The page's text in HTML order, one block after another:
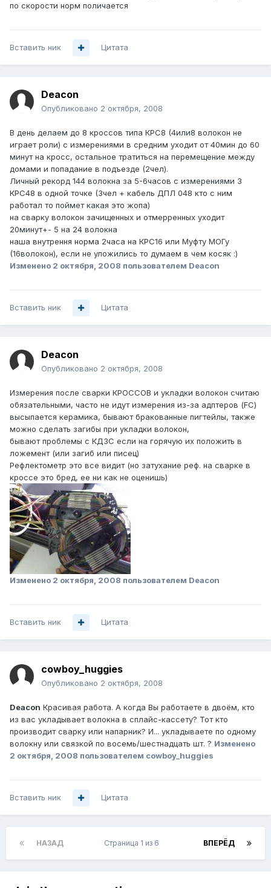
по скорости норм поличается
Вставить ник Цитата
Deacon
Опубликовано 2 октября, 2008
В день делаем до 8 кроссов типа КРС8 (4или8 волокон не
играет роли) с измерениями в средним уходит от 40мин до 60
минут на кросс, остальное тратиться на перемещение между
домами и попадание в подъезде (2чел).
Личный рекорд 144 волокна за 5-6часов с измерениями 3
КРС48 в одной точке (3чел + кабель ДПЛ 048 кто с ним
работал то поймет какая это жопа)
на сварку волокон зачищенных и отмерренных уходит
20минут+- 5 на 24 волокна
наша внутрення норма 2часа на КРС16 или Муфту МОГу
(16волокон), если не уложились то думаем в чем косяк :)
Изменено 2 октября, 2008 пользователем Deacon
Вставить ник Цитата
Deacon
Опубликовано 2 октября, 2008
Измерения после сварки КРОССОВ и укладки волокон считаю
обязательными, часто не идут измерения из-за адптеров (FC)
высыпается керамика, бывают бракованные пигтейлы, также
можно сделать загибы при укладки волокон,
бывают проблемы с КДЗС если на горячую их положить в
ложемент (или загиб или писец)
Рефлектометр это все видит (но затухание реф. на сварке в
кроссе это бред, ее ни как не оценишь)
Изменено 2 октября, 2008 пользователем Deacon
Вставить ник Цитата
cowboy_huggies
Опубликовано 2 октября, 2008
Deacon Красивая работа. А когда Вы работаете в двоём, кто
из вас укладывает волокна в сплайс-кассету? Тот кто
производит сварку или напарник? И... укладываете по одному
волокну или связкой по восемь/шестнадцать шт. ? Изменено
2 октября, 2008 пользователем cowboy_huggies
Вставить ник Цитата
НАЗАД ВПЕРЁД
Страница 1 из 6